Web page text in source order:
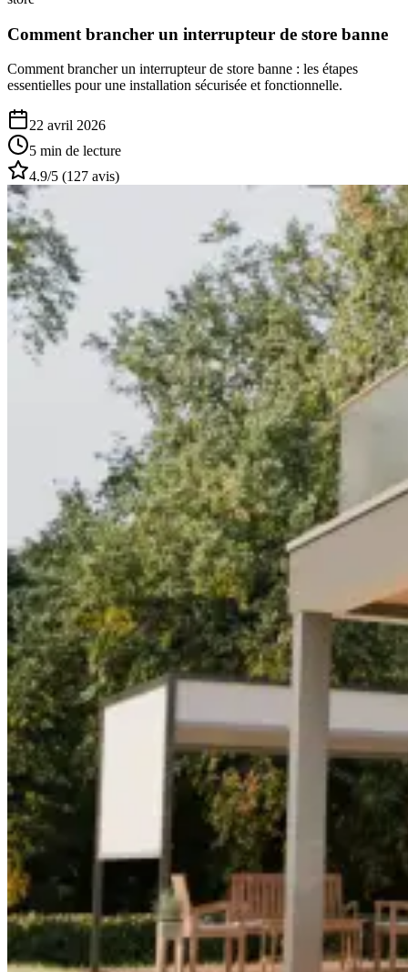
Comment brancher un interrupteur de store banne
Comment brancher un interrupteur de store banne : les étapes
essentielles pour une installation sécurisée et fonctionnelle.
22 avril 2026
5 min de lecture
4.9/5 (127 avis)